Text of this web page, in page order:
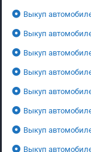
Выкуп
Выкуп
Выкуп
Выкуп
Выкуп
Выкуп
Выкуп
Выкуп